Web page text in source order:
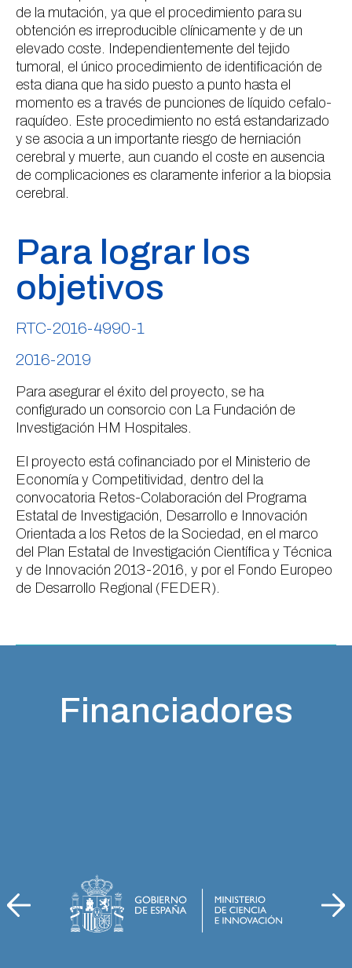
de la mutación, ya que el procedimiento para su
obtención es irreproducible clínicamente y de un
elevado coste. Independientemente del tejido
tumoral, el único procedimiento de identificación de
esta diana que ha sido puesto a punto hasta el
momento es a través de punciones de líquido cefalo-
raquídeo. Este procedimiento no está estandarizado
y se asocia a un importante riesgo de herniación
cerebral y muerte, aun cuando el coste en ausencia
de complicaciones es claramente inferior a la biopsia
cerebral.
Para lograr los
objetivos
RTC-2016-4990-1
2016-2019
Para asegurar el éxito del proyecto, se ha
configurado un consorcio con La Fundación de
Investigación HM Hospitales.
El proyecto está cofinanciado por el Ministerio de
Economía y Competitividad, dentro del la
convocatoria Retos-Colaboración del Programa
Estatal de Investigación, Desarrollo e Innovación
Orientada a los Retos de la Sociedad, en el marco
del Plan Estatal de Investigación Científica y Técnica
y de Innovación 2013-2016, y por el Fondo Europeo
de Desarrollo Regional (FEDER).
Financiadores